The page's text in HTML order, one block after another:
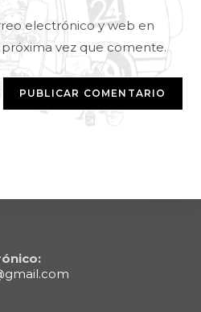
electrónico y web en
vez que comente.